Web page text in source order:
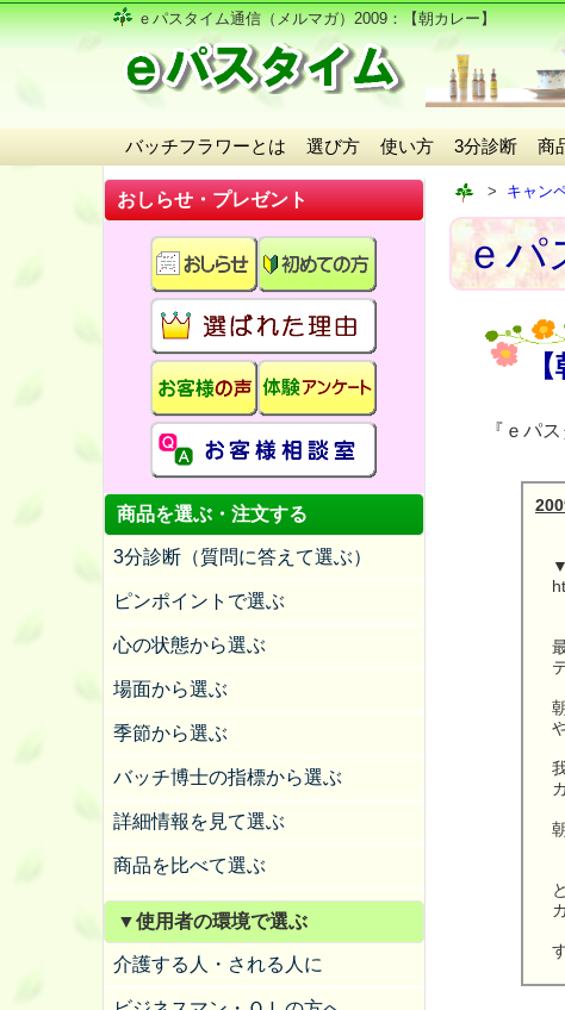
ｅパスタイム通信（メルマガ）2009：【朝カレー】
バッチフラワーとは 選び方 使い方 3分診断 商
おしらせ・プレゼント
商品を選ぶ・注文する
3分診断（質問に答えて選ぶ）
ピンポイントで選ぶ
心の状態から選ぶ
場面から選ぶ
季節から選ぶ
バッチ博士の指標から選ぶ
詳細情報を見て選ぶ
商品を比べて選ぶ
▼使用者の環境で選ぶ
介護する人・される人に
キャン
ｅパ
『ｅパ
▼
朝
や
我
と
す